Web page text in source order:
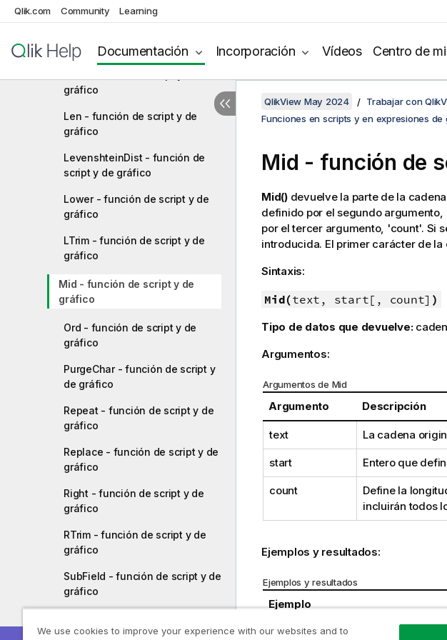
Qlik.com Community Learning
Documentación Incorporación Vídeos Centro de
gráfico
de gráfico
gráfico
Len - función de script y de
gráfico
LevenshteinDist - función de
script y de gráfico
Lower - función de script y de
gráfico
LTrim - función de script y de
gráfico
Mid - función de script y de
gráfico
Ord - función de script y de
gráfico
PurgeChar - función de script y
de gráfico
Repeat - función de script y de
gráfico
Replace - función de script y de
gráfico
Right - función de script y de
gráfico
RTrim - función de script y de
gráfico
SubField - función de script y de
gráfico
script y de gráfico
QlikView May 2024 Trabajar con
Funciones en scripts y en expresiones de
Mid - función de
Mid()devuelve la parte de la
definido por el segundo
por el tercer argumento, 'count'. Si
introducida. El primer carácter de
Sintaxis:
Mid(text, start[, count] )
Tipo de datos que devuelve:
Argumentos:
Argumentos de Mid
Argumento Descripción
text La cadena
start Entero que
count
Define la
incluirán todos
Ejemplos y resultados:
Ejemplos y resultados
Ejemplo
Mid('abcdef',3 )
We use cookies to improve your experience with our websites and to